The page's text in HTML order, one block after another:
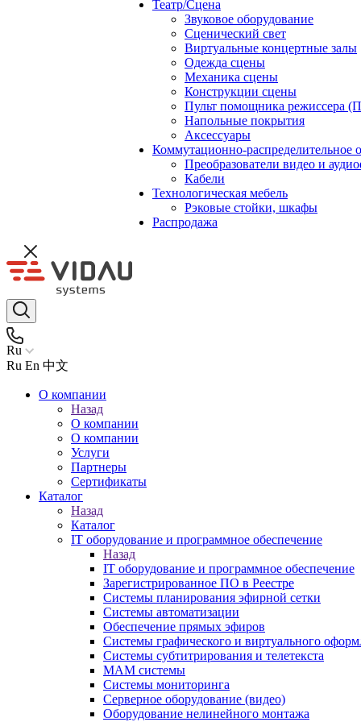
Театр/Сцена
Звуковое оборудование
Сценический свет
Виртуальные концертные залы
Одежда сцены
Механика сцены
Конструкции сцены
Пульт помощника режиссера
Напольные покрытия
Аксессуары
Коммутационно-распределительное
Преобразователи видео и
Кабели
Технологическая мебель
Рэковые стойки, шкафы
Распродажа
Ru
Ru En 中文
О компании
Назад
О компании
О компании
Услуги
Партнеры
Сертификаты
Каталог
Назад
Каталог
IT оборудование и программное обеспечение
Назад
IT оборудование и программное обеспечение
Зарегистрированное ПО в Реестре
Системы планирования эфирной сетки
Системы автоматизации
Обеспечение прямых эфиров
Системы графического и виртуального
Системы субтитрирования и телетекста
MAM системы
Системы мониторинга
Серверное оборудование (видео)
Оборудование нелинейного монтажа